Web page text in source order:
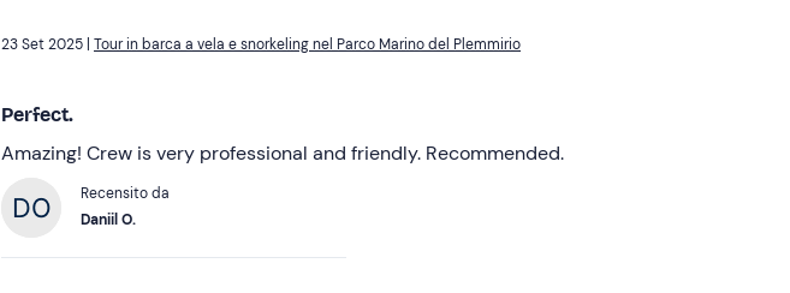
Tour in barca a vela e snorkeling nel Parco Marino del Plemmirio
Perfect.
Amazing! Crew is very professional and friendly. Recommended.
Recensito da
Daniil O.